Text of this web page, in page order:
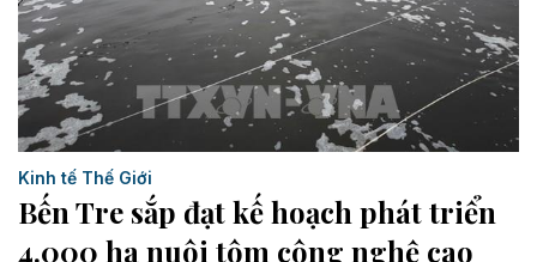
Kinh tế Thế Giới
Bến Tre sắp đạt kế hoạch phát triển
4.000 ha nuôi tôm công nghệ cao